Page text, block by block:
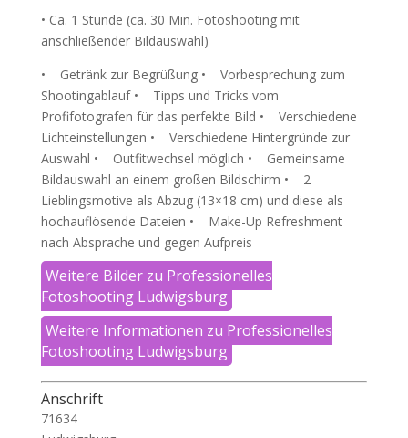
• Ca. 1 Stunde (ca. 30 Min. Fotoshooting mit
anschließender Bildauswahl)
• Getränk zur Begrüßung • Vorbesprechung zum
Shootingablauf • Tipps und Tricks vom
Profifotografen für das perfekte Bild • Verschiedene
Lichteinstellungen • Verschiedene Hintergründe zur
Auswahl • Outfitwechsel möglich • Gemeinsame
Bildauswahl an einem großen Bildschirm • 2
Lieblingsmotive als Abzug (13×18 cm) und diese als
hochauflösende Dateien • Make-Up Refreshment
nach Absprache und gegen Aufpreis
Weitere Bilder zu Professionelles
Fotoshooting Ludwigsburg
Weitere Informationen zu Professionelles
Fotoshooting Ludwigsburg
Anschrift
71634